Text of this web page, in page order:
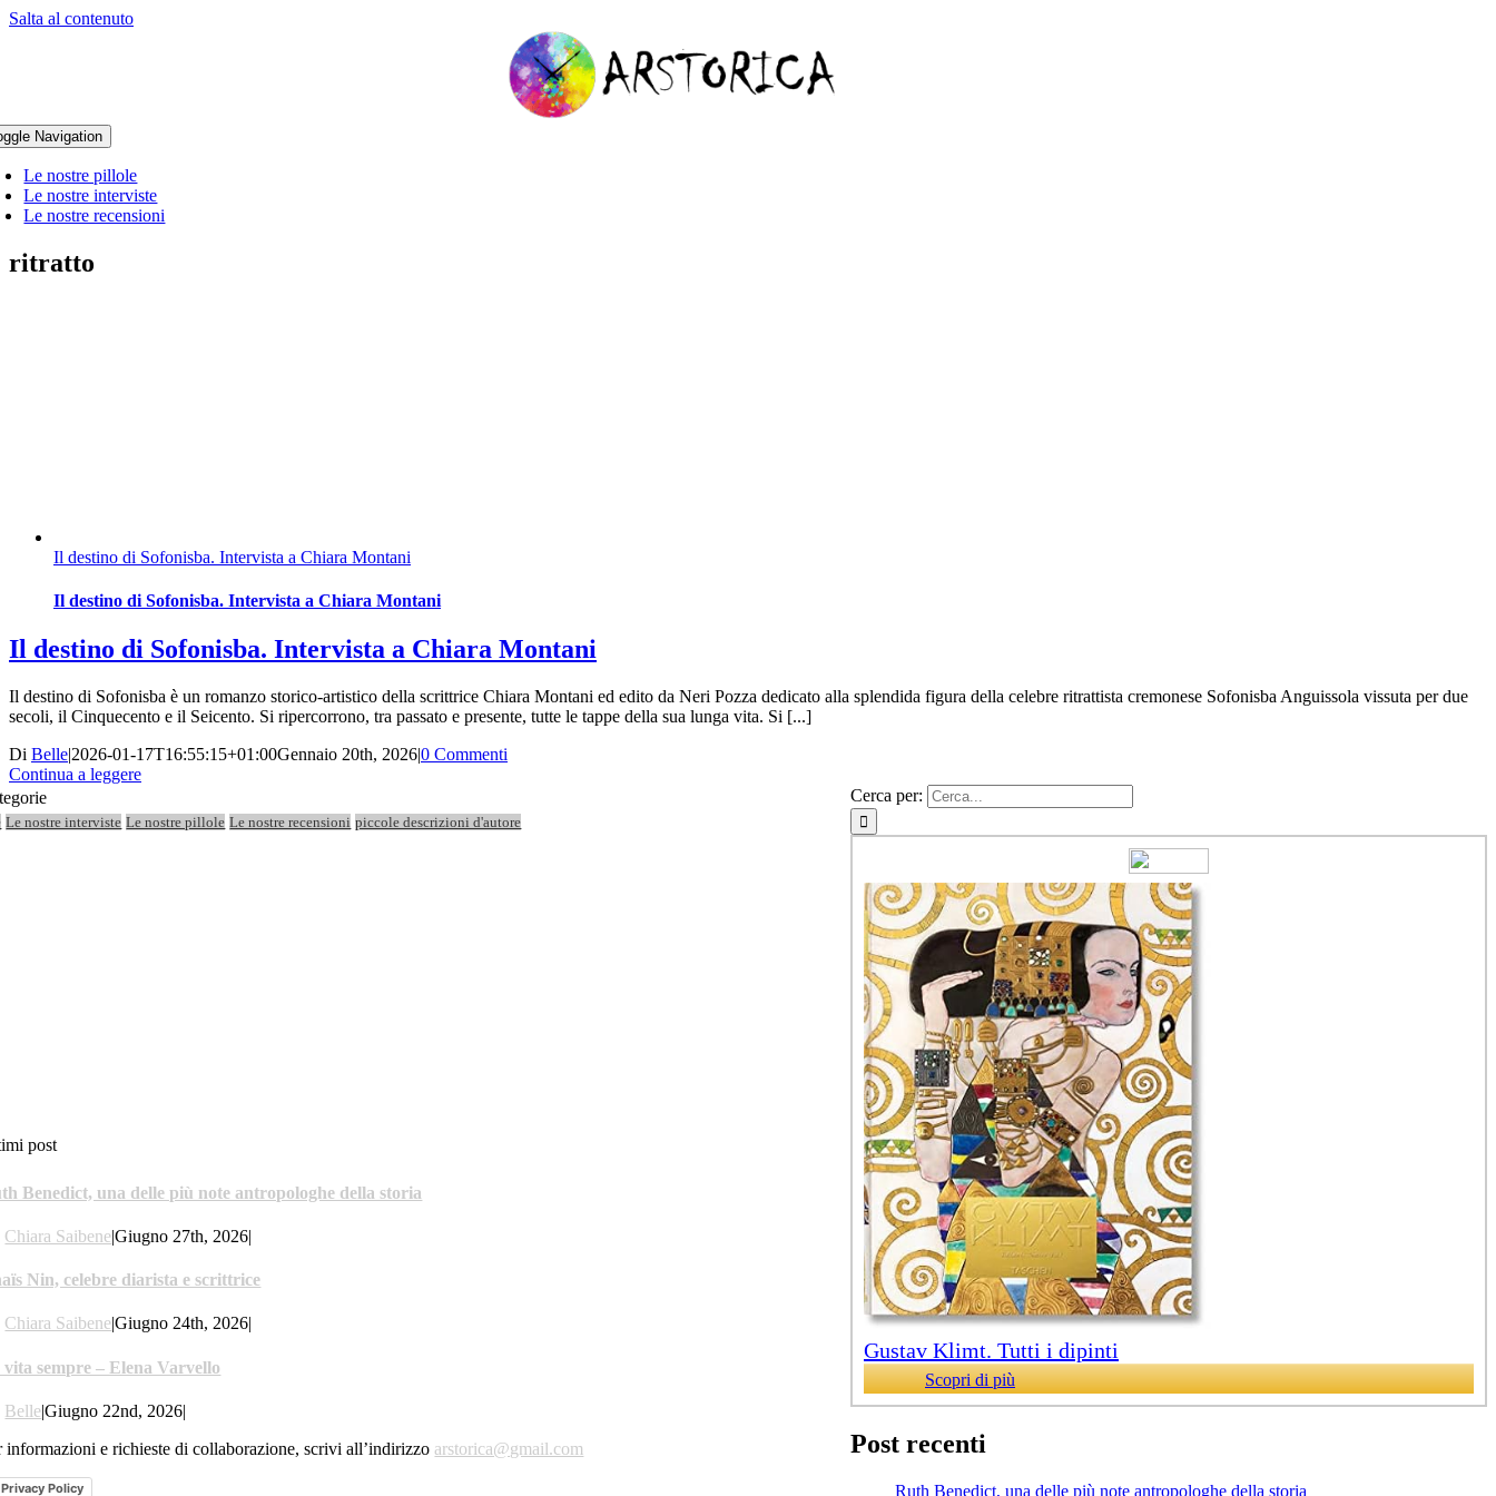
Salta al contenuto
Navigation
Le nostre pillole
Le nostre interviste
Le nostre recensioni
ritratto
Il destino di Sofonisba. Intervista a Chiara Montani
Il destino di Sofonisba. Intervista a Chiara Montani
Il destino di Sofonisba. Intervista a Chiara Montani
Il destino di Sofonisba è un romanzo storico-artistico della scrittrice Chiara Montani ed edito da Neri Pozza dedicato alla splendida figura della celebre ritrattista cremonese Sofonisba Anguissola vissuta per due
secoli, il Cinquecento e il Seicento. Si ripercorrono, tra passato e presente, tutte le tappe della sua lunga vita. Si [...]
Di Belle|2026-01-17T16:55:15+01:00Gennaio 20th, 2026|0 Commenti
Continua a leggere
Cerca per:
Gustav Klimt. Tutti i dipinti
Scopri di più
Post recenti
Ruth Benedict, una delle più note antropologhe della storia
Le nostre interviste Le nostre pillole Le nostre recensioni piccole descrizioni d'autore
post
Benedict, una delle più note antropologhe della storia
Chiara Saibene|Giugno 27th, 2026|
Nin, celebre diarista e scrittrice
Chiara Saibene|Giugno 24th, 2026|
sempre – Elena Varvello
Belle|Giugno 22nd, 2026|
informazioni e richieste di collaborazione, scrivi all’indirizzo arstorica@gmail.com
Privacy Policy